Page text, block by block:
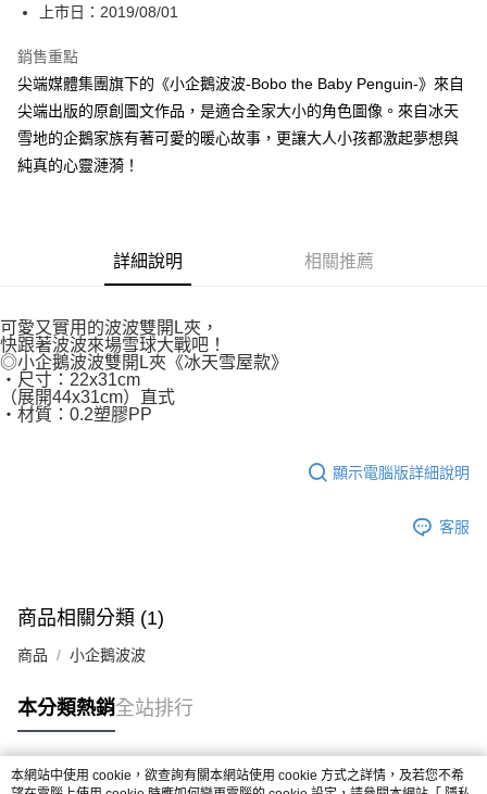
１．於結帳方式選擇「AFTEE先享後付」後，將跳轉至「AFTEE先享後付」
２．訂單成立數日內，您將收到繳費通知簡訊。
ATM／網路銀行／等多元方式進行付款，方視為交易完成。
※ 請注意：結帳手續完成當下不需立刻繳費，但若您需要取消訂單，請聯絡
購買商品的店家。未經商家同意取消之訂單仍視為有效，需透過AFTEE先享
後付繳納相關費用。
※ 交易是否成功請以「AFTEE先享後付 」之結帳頁面顯示為準，若有關於
１．透過由恩沛科技股份有限公司提供之「AFTEE先享後付」服務完成之交
易，需依本服務之必要範圍內提供個人資料，並將交易相關給付款項請求債
２．關於個人資料處理事宜，請瀏覽以下網址：
https://aftee.tw/terms/#terms3
３．未成年的使用者請事先徵得法定代理人或監護人之同意方可使用
「AFTEE先享後付」，若未經同意申辦者引起之損失，本公司不負相關責
任。
４．使用「AFTEE先享後付」時，將依據個別帳號之用戶狀況，依本公司即
５．嚴禁一人註冊多個帳號或使用他人資訊註冊。若發現惡意使用之情形，
每筆NT$80，滿NT$500(含以上)免運費
每筆NT$80，滿NT$500(含以上)免運費
付款後萊爾富取貨
每筆NT$80，滿NT$500(含以上)免運費
每筆NT$80，滿NT$500(含以上)免運費
宅配
每筆NT$100，滿NT$800(含以上)免運費
上市日：2019/08/01
銷售重點
尖端媒體集團旗下的《小企鵝波波-Bobo the Baby Penguin-》來自
尖端出版的原創圖文作品，是適合全家大小的角色圖像。來自冰天
雪地的企鵝家族有著可愛的暖心故事，更讓大人小孩都激起夢想與
純真的心靈漣漪！
詳細說明 相關推薦
可愛又實用的波波雙開L夾，
快跟著波波來場雪球大戰吧！
◎小企鵝波波雙開L夾《冰天雪屋款》
‧尺寸：22x31cm
（展開44x31cm）直式
‧材質：0.2塑膠PP
顯示電腦版詳細說明
客服
商品相關分類 (1)
商品 小企鵝波波
本分類熱銷全站排行
本網站中使用 cookie，欲查詢有關本網站使用 cookie 方式之詳情，及若您不希